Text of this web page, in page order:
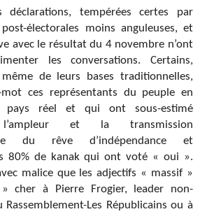
tempérées certes par
électorales moins anguleuses, et
avec le résultat du 4 novembre n’ont
les conversations. Certains,
même de leurs bases traditionnelles,
ces représentants du peuple en
pays réel et qui ont sous-estimé
l’ampleur et la transmission
du rêve d’indépendance et
80% de kanak qui ont voté « oui ».
malice que les adjectifs « massif »
cher à Pierre Frogier, leader non-
Les Républicains ou à